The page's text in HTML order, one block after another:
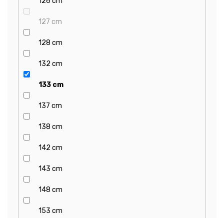
127 cm
128 cm
132 cm
133 cm
137 cm
138 cm
142 cm
143 cm
148 cm
153 cm